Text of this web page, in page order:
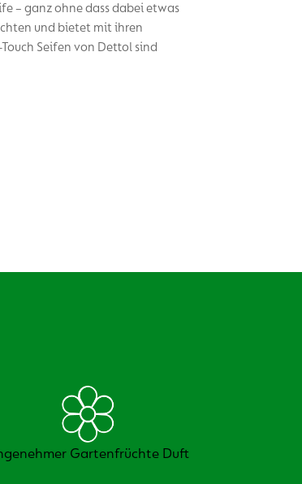
– ganz ohne dass dabei etwas
und bietet mit ihren
Seifen von Dettol sind
Gartenfrüchte Duft